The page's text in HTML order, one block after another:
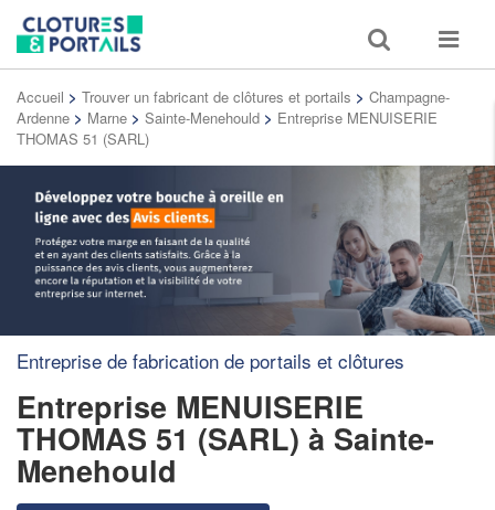
Toggle
search
Toggle
Accueil > Trouver un fabricant de clôtures et portails > Champagne-
Ardenne > Marne > Sainte-Menehould > Entreprise MENUISERIE
THOMAS 51 (SARL)
Entreprise de fabrication de portails et clôtures
Entreprise MENUISERIE
THOMAS 51 (SARL) à Sainte-
Menehould